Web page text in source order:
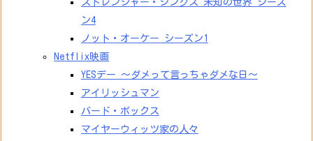
ストレンジャー・シングス 未知の世界 シーズ
ン4
ノット・オーケー シーズン1
Netflix映画
YESデー ～ダメって言っちゃダメな日～
アイリッシュマン
バード・ボックス
マイヤーウィッツ家の人々